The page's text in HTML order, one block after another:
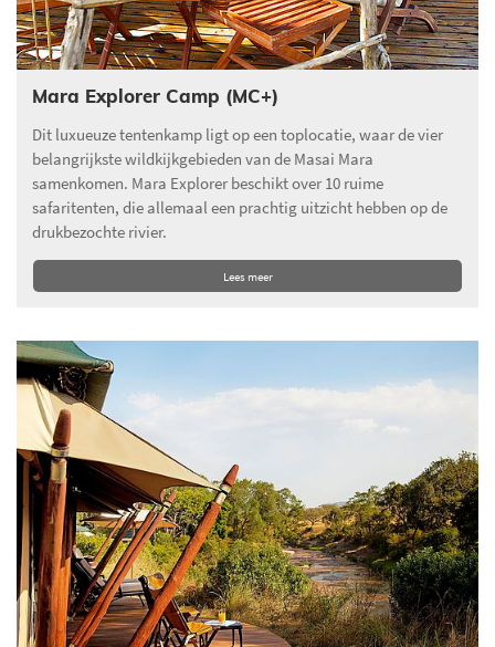
Mara Explorer Camp (MC+)
Dit luxueuze tentenkamp ligt op een toplocatie, waar de vier
belangrijkste wildkijkgebieden van de Masai Mara
samenkomen. Mara Explorer beschikt over 10 ruime
safaritenten, die allemaal een prachtig uitzicht hebben op de
drukbezochte rivier.
Lees meer